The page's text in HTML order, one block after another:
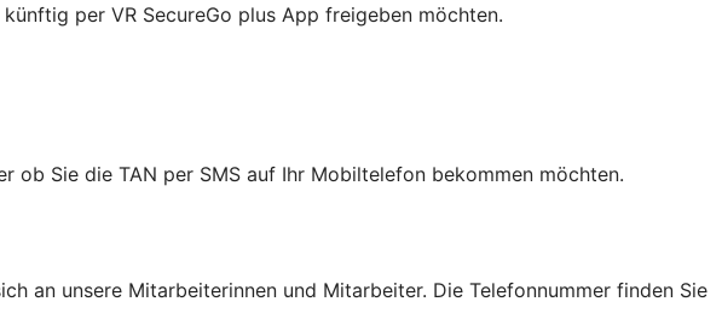
per VR SecureGo plus App freigeben möchten.
ob Sie die TAN per SMS auf Ihr Mobiltelefon bekommen möchten.
an unsere Mitarbeiterinnen und Mitarbeiter. Die Telefonnummer finden Sie